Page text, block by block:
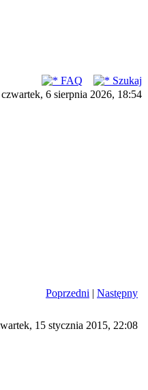
FAQ
Szukaj
czwartek, 6 sierpnia 2026, 18:54
Poprzedni | Następny
15 stycznia 2015, 22:08